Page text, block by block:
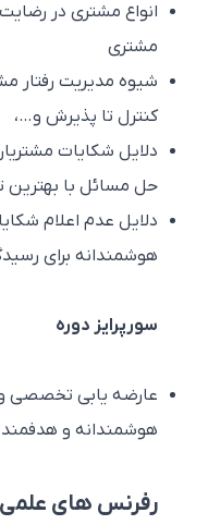
انواع مشتری در رضایت و
مشتری
شیوه مدیریت رفتار
کنترل تا پذیرش و…،
دلایل شکایات مشتریان و
حل مسائل با بهترین
دلایل عدم اعلام شکایات و
هوشمندانه برای
سورپرایز دوره
عارضه یابی تخصصی و
هوشمندانه و هدفمند و
رفرنس های علمی